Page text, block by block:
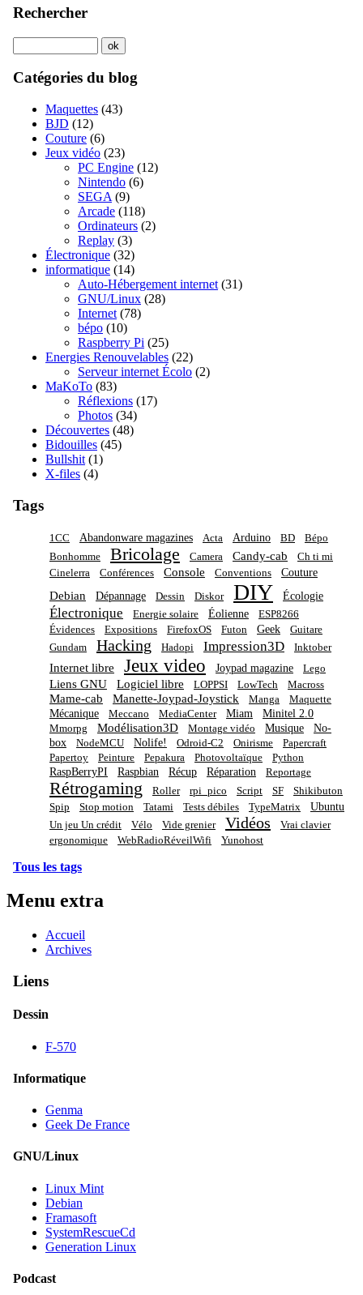
Rechercher
Catégories du blog
Maquettes (43)
BJD (12)
Couture (6)
Jeux vidéo (23)
PC Engine (12)
Nintendo (6)
SEGA (9)
Arcade (118)
Ordinateurs (2)
Replay (3)
Électronique (32)
informatique (14)
Auto-Hébergement internet (31)
GNU/Linux (28)
Internet (78)
bépo (10)
Raspberry Pi (25)
Energies Renouvelables (22)
Serveur internet Écolo (2)
MaKoTo (83)
Réflexions (17)
Photos (34)
Découvertes (48)
Bidouilles (45)
Bullshit (1)
X-files (4)
Tags
1CC Abandonware magazines Acta Arduino BD
Bépo
Bonhomme
Bricolage Camera Candy-cab
Ch ti mi
Cinelerra
Conférences Console Conventions Couture
Debian Dépannage Dessin Diskor DIY Écologie
Électronique Energie solaire Éolienne
ESP8266
Évidences
Expositions FirefoxOS Futon Geek
Guitare
Gundam
Hacking Hadopi Impression3D Inktober
Internet libre Jeux video Joypad magazine Lego
Liens GNU Logiciel libre LOPPSI LowTech Macross
Mame-cab Manette-Joypad-Joystick Manga Maquette
Mécanique Meccano MediaCenter Miam Minitel 2.0
Mmorpg Modélisation3D Montage vidéo Musique
No-
box
NodeMCU Nolife! Odroid-C2 Onirisme
Papercraft
Papertoy
Peinture Pepakura Photovoltaïque Python
RaspBerryPI Raspbian Récup Réparation Reportage
Rétrogaming Roller rpi_pico Script SF
Shikibuton
Spip
Stop motion Tatami Tests débiles TypeMatrix Ubuntu
Un jeu Un crédit Vélo Vide grenier Vidéos
Vrai clavier
ergonomique
WebRadioRéveilWifi Yunohost
Tous les tags
Menu extra
Accueil
Archives
Liens
Dessin
F-570
Informatique
Genma
Geek De France
GNU/Linux
Linux Mint
Debian
Framasoft
SystemRescueCd
Generation Linux
Podcast